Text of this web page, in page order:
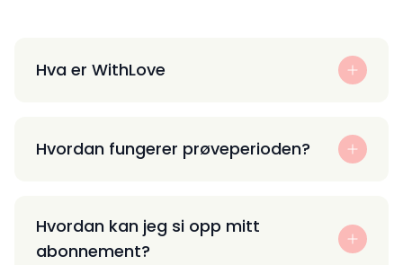
Hva er WithLove
Hvordan fungerer prøveperioden?
Hvordan kan jeg si opp mitt
abonnement?